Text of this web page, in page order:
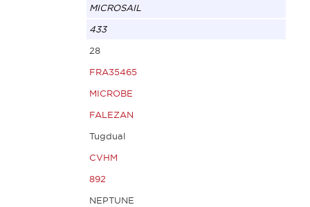
MICROSAIL
433
28
FRA35465
MICROBE
FALEZAN
Tugdual
CVHM
892
NEPTUNE